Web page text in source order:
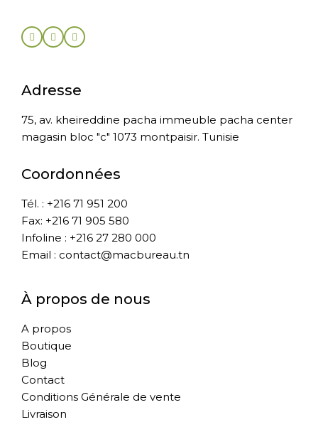
Adresse
75, av. kheireddine pacha immeuble pacha center
magasin bloc "c" 1073 montpaisir. Tunisie
Coordonnées
Tél. : +216 71 951 200
Fax: +216 71 905 580
Infoline : +216 27 280 000
Email : contact@macbureau.tn
À propos de nous
A propos
Boutique
Blog
Contact
Conditions Générale de vente
Livraison